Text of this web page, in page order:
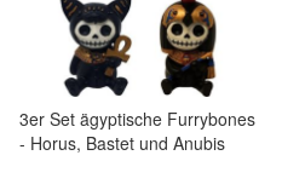
3er Set ägyptische Furrybones
- Horus, Bastet und Anubis